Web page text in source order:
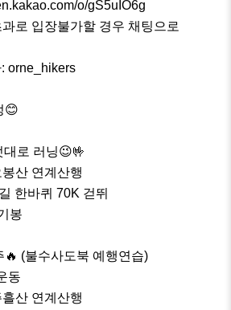
로 입장불가할 경우 채팅으로
orne_hikers
😊
대로 러닝😉🤟
산 연계산행
한바퀴 70K 걷뛰
봉
(불수사도북 예행연습)
동
산 연계산행